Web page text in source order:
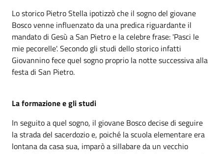
Lo storico Pietro Stella ipotizzò che il sogno del giovane
Bosco venne influenzato da una predica riguardante il
mandato di Gesù a San Pietro e la celebre frase: 'Pasci le
mie pecorelle'. Secondo gli studi dello storico infatti
Giovannino fece quel sogno proprio la notte successiva alla
festa di San Pietro.
La formazione e gli studi
In seguito a quel sogno, il giovane Bosco decise di seguire
la strada del sacerdozio e, poiché la scuola elementare era
lontana da casa sua, imparò a sillabare da un vecchio